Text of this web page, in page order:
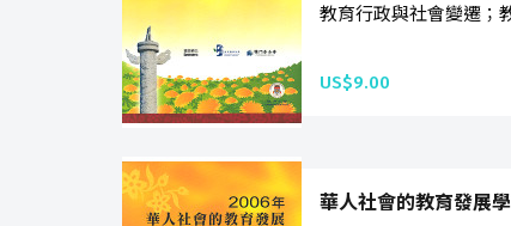
教育行政與社會變遷；
US$9.00
華人社會的教育發展